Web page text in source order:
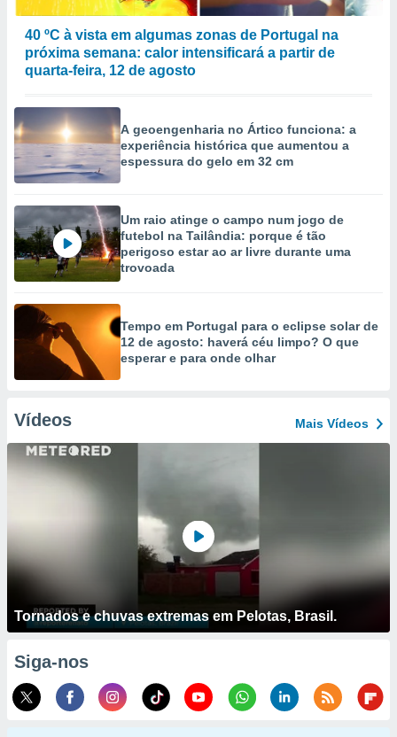
40 ºC à vista em algumas zonas de Portugal na
próxima semana: calor intensificará a partir de
quarta-feira, 12 de agosto
A geoengenharia no Ártico funciona: a
experiência histórica que aumentou a
espessura do gelo em 32 cm
Um raio atinge o campo num jogo de
futebol na Tailândia: porque é tão
perigoso estar ao ar livre durante uma
trovoada
Tempo em Portugal para o eclipse solar de
12 de agosto: haverá céu limpo? O que
esperar e para onde olhar
Vídeos Mais Vídeos
Tornados e chuvas extremas em Pelotas, Brasil.
Siga-nos